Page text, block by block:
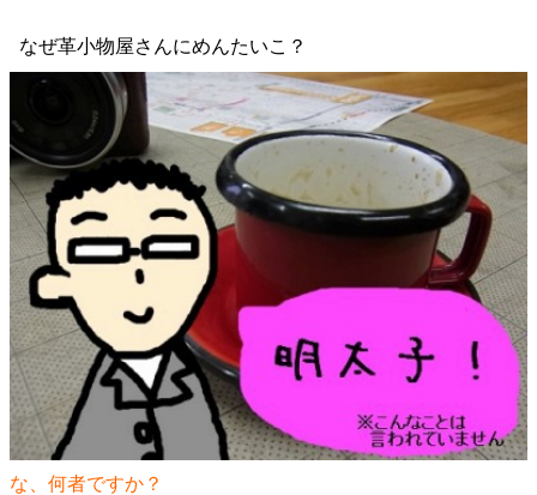
なぜ革小物屋さんにめんたいこ？
な、何者ですか？